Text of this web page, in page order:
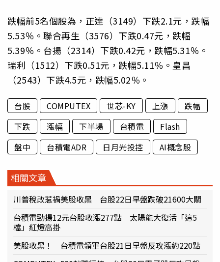
跌幅前5名個股為，正達（3149）下跌2.1元，跌幅
5.53％。聯合再生（3576）下跌0.47元，跌幅
5.39％。台揚（2314）下跌0.42元，跌幅5.31％。
瑞利（1512）下跌0.51元，跌幅5.11％。皇昌
（2543）下跌4.5元，跌幅5.02％。
台股 COMPUTEX 世芯-KY 上漲
跌幅
下跌
漲幅 下半場 台積電
Flash
盤中
台積電ADR 日月光投控 AI概念股
相關文章
川普稅改惹禍美股收黑 台股22日早盤跌破21600大關
台積電勁揚12元台股收漲277點 太陽能大復活「這5
檔」紅燈高掛
美股收黑！ 台積電領軍台股21日早盤反攻漲約220點